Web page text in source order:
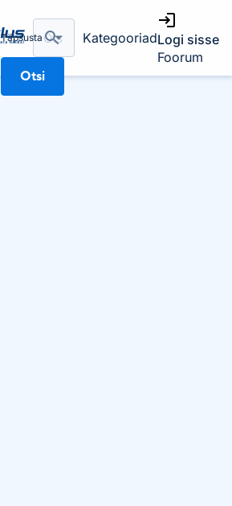
Täpsusta
Otsi
KategooriadLogi sisse
Foorum